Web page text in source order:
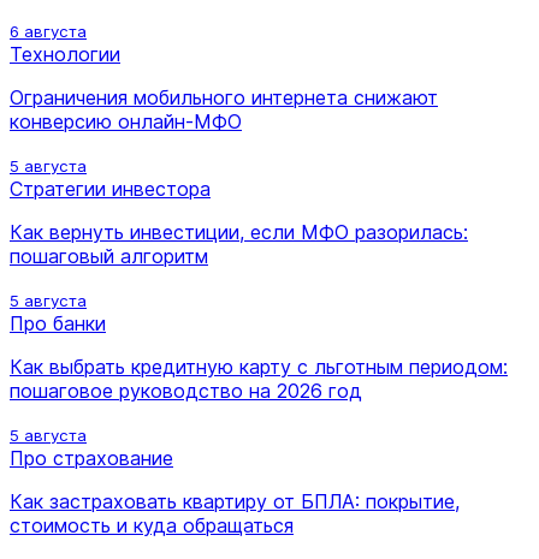
6 августа
Технологии
Ограничения мобильного интернета снижают
конверсию онлайн-МФО
5 августа
Стратегии инвестора
Как вернуть инвестиции, если МФО разорилась:
пошаговый алгоритм
5 августа
Про банки
Как выбрать кредитную карту с льготным периодом:
пошаговое руководство на 2026 год
5 августа
Про страхование
Как застраховать квартиру от БПЛА: покрытие,
стоимость и куда обращаться